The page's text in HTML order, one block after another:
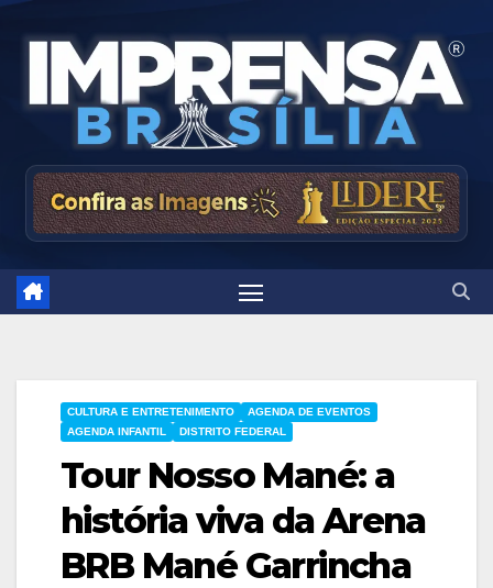
CULTURA E ENTRETENIMENTO
AGENDA DE EVENTOS
AGENDA INFANTIL
DISTRITO FEDERAL
Tour Nosso Mané: a
história viva da Arena
BRB Mané Garrincha